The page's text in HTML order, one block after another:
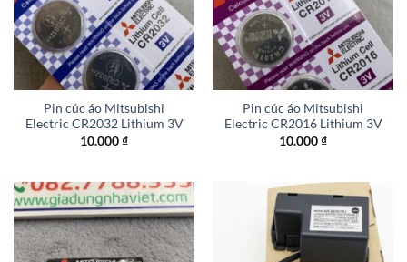
Pin cúc áo Mitsubishi
Electric CR2032 Lithium 3V
10.000₫
Pin cúc áo Mitsubishi
Electric CR2016 Lithium 3V
10.000₫